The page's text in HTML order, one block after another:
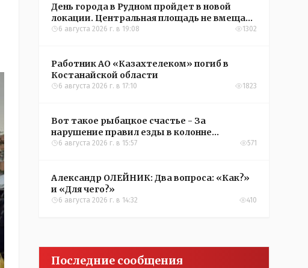
День города в Рудном пройдет в новой
локации. Центральная площадь не вмещает
всех желающих
6 августа 2026 г. в 19:08 1302
Работник АО «Казахтелеком» погиб в
Костанайской области
6 августа 2026 г. в 17:10 1823
Вот такое рыбацкое счастье - За
нарушение правил езды в колонне
оштрафовали участников соревнований в
6 августа 2026 г. в 15:57 571
Александр ОЛЕЙНИК: Два вопроса: «Как?»
и «Для чего?»
6 августа 2026 г. в 14:32 410
Последние сообщения